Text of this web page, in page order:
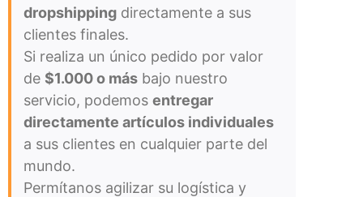
dropshipping directamente a sus
clientes finales.
Si realiza un único pedido por valor
de $1.000 o más bajo nuestro
servicio, podemos entregar
directamente artículos individuales
a sus clientes en cualquier parte del
mundo.
Permítanos agilizar su logística y